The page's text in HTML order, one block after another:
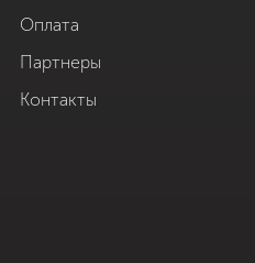
Оплата
Партнеры
Контакты